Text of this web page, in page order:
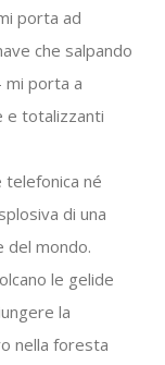
porta ad
che salpando
mi porta a
e totalizzanti
né
di una
del mondo.
le gelide
la
nella foresta